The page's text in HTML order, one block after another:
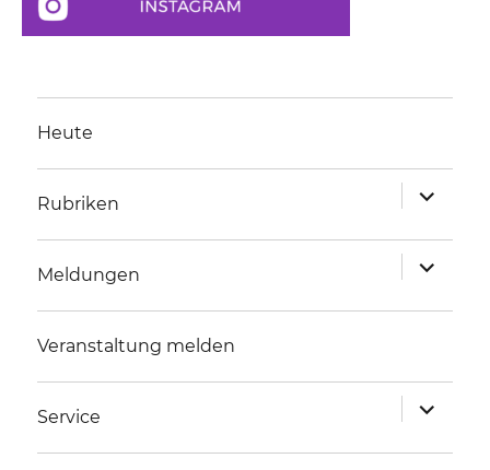
Heute
Rubriken
anzeigen
Meldungen
anzeigen
Veranstaltung melden
Service
anzeigen